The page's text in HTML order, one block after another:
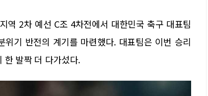
역 2차 예선 C조 4차전에서 대한민국 축구 대표팀
기 반전의 계기를 마련했다. 대표팀은 이번 승리
한 발짝 더 다가섰다.